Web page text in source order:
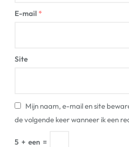
E-mail *
Site
Mijn naam, e-mail en site
de volgende keer wanneer ik een
5 + een =